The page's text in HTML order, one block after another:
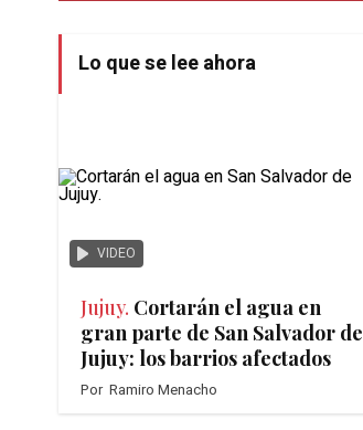
Lo que se lee ahora
VIDEO
Jujuy. Cortarán el agua en
gran parte de San Salvador de
Jujuy: los barrios afectados
Por Ramiro Menacho